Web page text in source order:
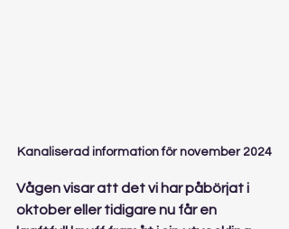
Kanaliserad information för november 2024
Vågen visar att det vi har påbörjat i
oktober eller tidigare nu får en